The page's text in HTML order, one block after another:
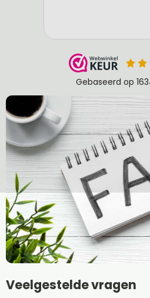
Veelgestelde vragen